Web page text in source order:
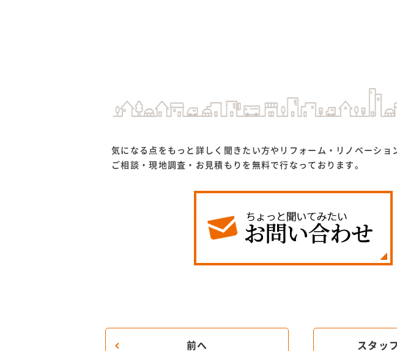
気になる点をもっと詳しく聞きたい方やリフォーム・リノベーシ
ご相談・現地調査・お見積もりを無料で行なっております。
前へ スタッ